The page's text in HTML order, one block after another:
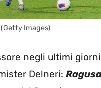
Images)
negli ultimi
Delneri: